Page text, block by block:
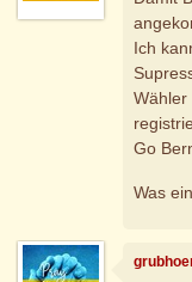
Ich
Wähler
Go
Was